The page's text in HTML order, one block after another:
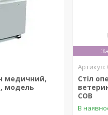
медичний,
модель
Стіл
СОВ
В